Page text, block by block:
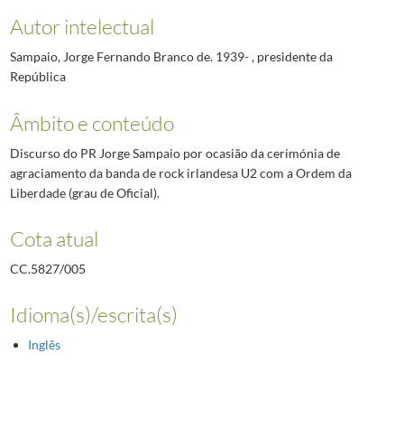
Autor intelectual
Sampaio, Jorge Fernando Branco de. 1939- , presidente da
República
Âmbito e conteúdo
Discurso do PR Jorge Sampaio por ocasião da cerimónia de
agraciamento da banda de rock irlandesa U2 com a Ordem da
Liberdade (grau de Oficial).
Cota atual
CC.5827/005
Idioma(s)/escrita(s)
Inglês